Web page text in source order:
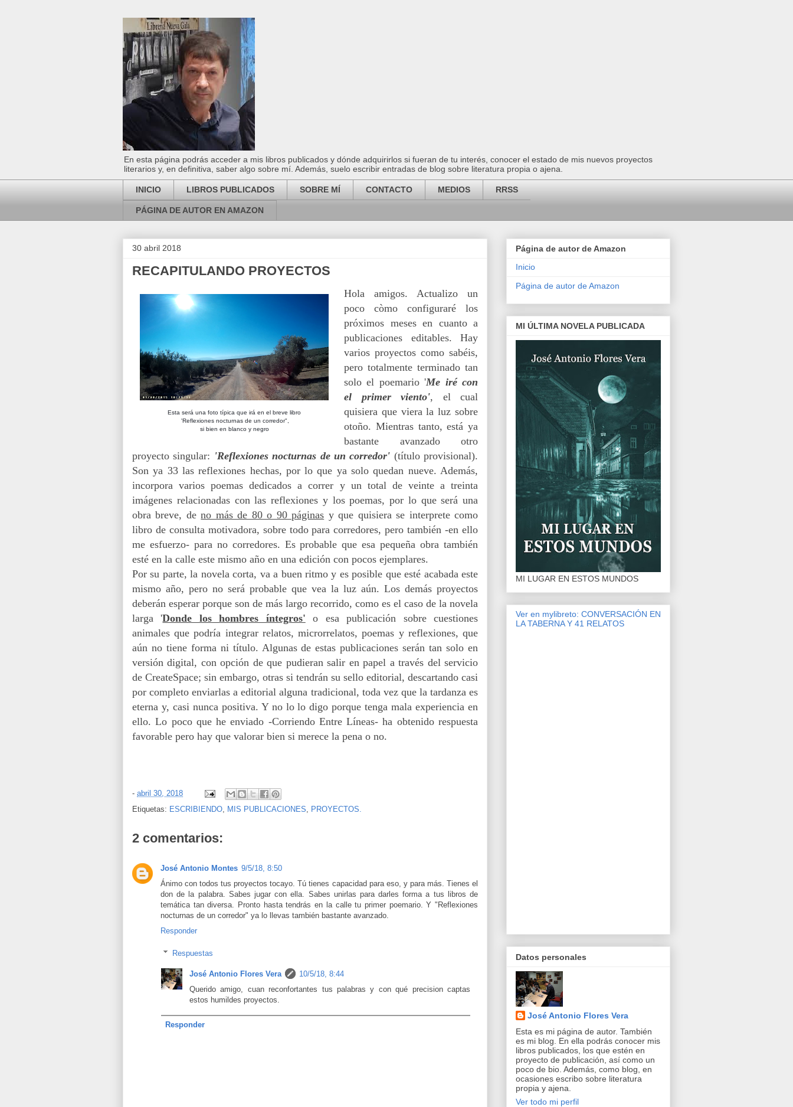
En esta página podrás acceder a mis libros publicados y dónde adquirirlos si fueran de tu interés, conocer el estado de mis nuevos proyectos
literarios y, en definitiva, saber algo sobre mí. Además, suelo escribir entradas de blog sobre literatura propia o ajena.
INICIO LIBROS PUBLICADOS SOBRE MÍ CONTACTO MEDIOS RRSS
PÁGINA DE AUTOR EN AMAZON
30 abril 2018
RECAPITULANDO PROYECTOS
Esta será una foto típica que irá en el breve libro
'Reflexiones nocturnas de un corredor",
si bien en blanco y negro
Hola amigos. Actualizo un
poco còmo configuraré los
próximos meses en cuanto a
publicaciones editables. Hay
varios proyectos como sabéis,
pero totalmente terminado tan
solo el poemario 'Me iré con
el primer viento', el cual
quisiera que viera la luz sobre
otoño. Mientras tanto, está ya
bastante avanzado otro
proyecto singular: 'Reflexiones nocturnas de un corredor' (título provisional).
Son ya 33 las reflexiones hechas, por lo que ya solo quedan nueve. Además,
incorpora varios poemas dedicados a correr y un total de veinte a treinta
imágenes relacionadas con las reflexiones y los poemas, por lo que será una
obra breve, deno más de 80 o 90 páginas y que quisiera se interprete como
libro de consulta motivadora, sobre todo para corredores, pero también -en ello
me esfuerzo- para no corredores. Es probable que esa pequeña obra también
esté en la calle este mismo año en una edición con pocos ejemplares.
Por su parte, la novela corta, va a buen ritmo y es posible que esté acabada este
mismo año, pero no será probable que vea la luz aún. Los demás proyectos
deberán esperar porque son de más largo recorrido, como es el caso de la novela
larga 'Donde los hombres íntegros' o esa publicación sobre cuestiones
animales que podría integrar relatos, microrrelatos, poemas y reflexiones, que
aún no tiene forma ni título. Algunas de estas publicaciones serán tan solo en
versión digital, con opción de que pudieran salir en papel a través del servicio
de CreateSpace; sin embargo, otras si tendrán su sello editorial, descartando casi
por completo enviarlas a editorial alguna tradicional, toda vez que la tardanza es
eterna y, casi nunca positiva. Y no lo lo digo porque tenga mala experiencia en
ello. Lo poco que he enviado -Corriendo Entre Líneas- ha obtenido respuesta
favorable pero hay que valorar bien si merece la pena o no.
- abril 30, 2018
Etiquetas: ESCRIBIENDO MIS PUBLICACIONES PROYECTOS.
2 comentarios:
José Antonio Montes 9/5/18, 8:50
Ánimo con todos tus proyectos tocayo. Tú tienes capacidad para eso, y para más. Tienes el
don de la palabra. Sabes jugar con ella. Sabes unirlas para darles forma a tus libros de
temática tan diversa. Pronto hasta tendrás en la calle tu primer poemario. Y "Reflexiones
nocturnas de un corredor" ya lo llevas también bastante avanzado.
Responder
Respuestas
José Antonio Flores Vera
10/5/18, 8:44
Querido amigo, cuan reconfortantes tus palabras y con qué precision captas
estos humildes proyectos.
Responder
Página de autor de Amazon
Inicio
Página de autor de Amazon
MI ÚLTIMA NOVELA PUBLICADA
MI LUGAR EN ESTOS MUNDOS
Ver en mylibreto: CONVERSACIÓN EN
LA TABERNA Y 41 RELATOS
Datos personales
José Antonio Flores Vera
Esta es mi página de autor. También
es mi blog. En ella podrás conocer mis
libros publicados, los que estén en
proyecto de publicación, así como un
poco de bio. Además, como blog, en
ocasiones escribo sobre literatura
propia y ajena.
Ver todo mi perfil